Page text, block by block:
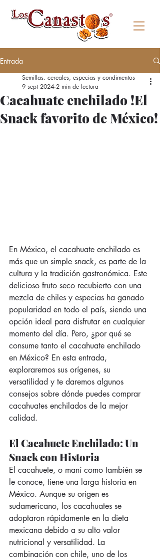
Entrada
Cacahuate enchilado !El
Snack favorito de México!
Semillas. cereales, especias y condimentos
9 sept 2024 2 min de lectura
En México, el cacahuate enchilado es
más que un simple snack, es parte de la
cultura y la tradición gastronómica. Este
delicioso fruto seco recubierto con una
mezcla de chiles y especias ha ganado
popularidad en todo el país, siendo una
opción ideal para disfrutar en cualquier
momento del día. Pero, ¿por qué se
consume tanto el cacahuate enchilado
en México? En esta entrada,
exploraremos sus orígenes, su
versatilidad y te daremos algunos
consejos sobre dónde puedes comprar
cacahuates enchilados de la mejor
calidad.
El Cacahuete Enchilado: Un
Snack con Historia
El cacahuete, o maní como también se
le conoce, tiene una larga historia en
México. Aunque su origen es
sudamericano, los cacahuates se
adoptaron rápidamente en la dieta
mexicana debido a su alto valor
nutricional y versatilidad. La
combinación con chile, uno de los